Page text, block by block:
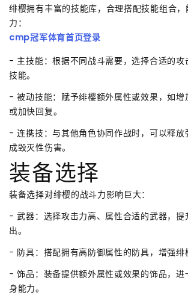
绯樱拥有丰富的技能库，合理搭配技能组合
力：
cmp冠军体育首页登录
- 主技能：根据不同战斗需要，选择合适的攻
技能。
- 被动技能：赋予绯樱额外属性或效果，如增
或加快回复。
- 连携技：与其他角色协同作战时，可以释放
成毁灭性伤害。
装备选择
装备选择对绯樱的战斗力影响巨大：
- 武器：选择攻击力高、属性合适的武器，提
出。
- 防具：搭配拥有高防御属性的防具，增强绯
- 饰品：装备提供额外属性或效果的饰品，进
身能力。